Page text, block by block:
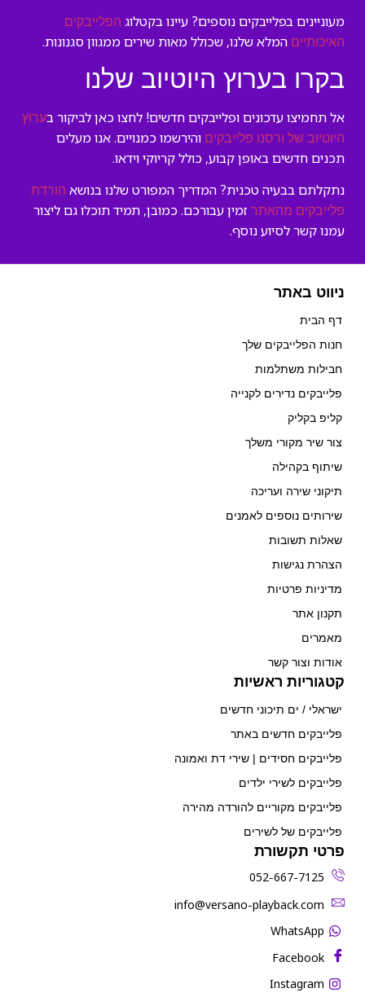
מעוניינים בפלייבקים נוספים? עיינו בקטלוג הפלייבקים
האיכותיים המלא שלנו, שכולל מאות שירים ממגוון סגנונות.
בקרו בערוץ היוטיוב שלנו
אל תחמיצו עדכונים ופלייבקים חדשים! לחצו כאן לביקור בערוץ
היוטיוב של ורסנו פלייבקים והירשמו כמנויים. אנו מעלים
תכנים חדשים באופן קבוע, כולל קריוקי וידאו.
נתקלתם בבעיה טכנית? המדריך המפורט שלנו בנושא הורדת
פלייבקים מהאתר זמין עבורכם. כמובן, תמיד תוכלו גם ליצור
עמנו קשר לסיוע נוסף.
ניווט באתר
דף הבית
חנות הפלייבקים שלך
חבילות משתלמות
פלייבקים נדירים לקנייה
קליפ בקליק
צור שיר מקורי משלך
שיתוף בקהילה
תיקוני שירה ועריכה
שירותים נוספים לאמנים
שאלות תשובות
הצהרת נגישות
מדיניות פרטיות
תקנון אתר
מאמרים
אודות וצור קשר
קטגוריות ראשיות
ישראלי / ים תיכוני חדשים
פלייבקים חדשים באתר
פלייבקים חסידים | שירי דת ואמונה
פלייבקים לשירי ילדים
פלייבקים מקוריים להורדה מהירה
פלייבקים של לשירים
פרטי תקשורת
052-667-7125
‫info@versano-playback.com‬
WhatsApp
Facebook
Instagram